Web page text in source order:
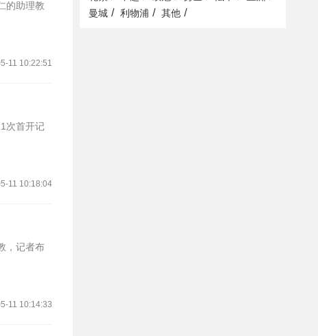
的助理教
11 10:22:51
次首开记
11 10:18:04
11 10:14:33
曼城 / 利物浦 / 其他 /